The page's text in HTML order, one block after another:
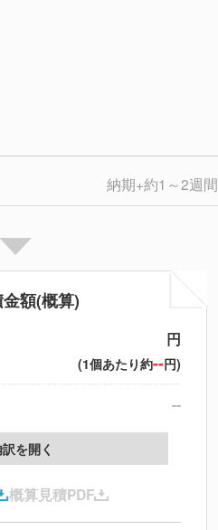
納期+約1～2週間
額(概算)
円
(1個あたり約--円)
--
島 別途
を開く
概算見積PDF